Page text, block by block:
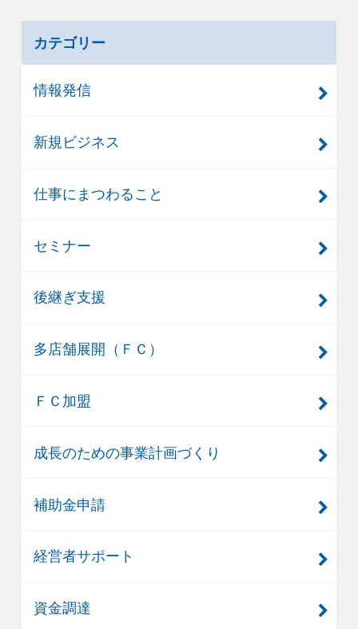
カテゴリー
情報発信
新規ビジネス
仕事にまつわること
セミナー
後継ぎ支援
多店舗展開（ＦＣ）
ＦＣ加盟
成長のための事業計画づくり
補助金申請
経営者サポート
資金調達